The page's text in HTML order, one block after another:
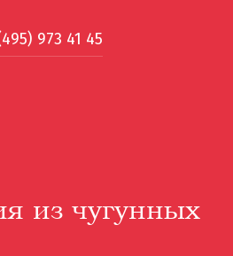
973 41 45
из чугунных